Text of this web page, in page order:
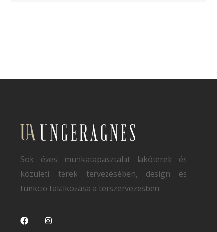
Sok éves munkatapasztalat lakóterek és
közületi terek tervezésében, design és
funkció találkozása a térszervezésben